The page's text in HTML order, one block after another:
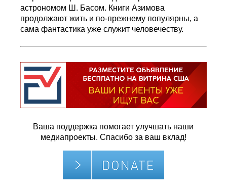
астрономом Ш. Басом. Книги Азимова
продолжают жить и по-прежнему популярны, а
сама фантастика уже служит человечеству.
Ваша поддержка помогает улучшать наши
медиапроекты. Спасибо за ваш вклад!